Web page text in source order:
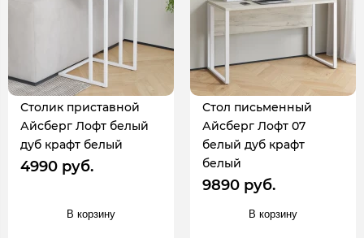
Столик приставной
Айсберг Лофт белый
дуб крафт белый
4990 руб.
В корзину
Стол письменный
Айсберг Лофт 07
белый дуб крафт
белый
9890 руб.
В корзину